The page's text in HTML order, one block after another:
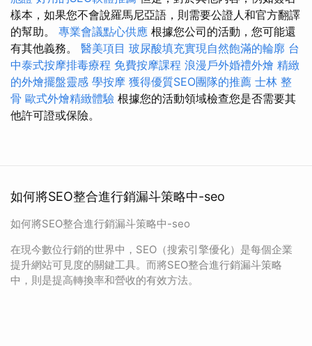
樣本，如果您不會說羅馬尼亞語，則需要公證人和官方翻譯
的幫助。 專業會議點心供應 根據您公司的活動，您可能還
有其他義務。 醫美項目 玻尿酸填充實現自然飽滿的輪廓 台
中泰式按摩排毒療程 免費按摩課程 浪漫戶外婚禮外燴 精緻
的外燴擺盤靈感 學按摩 獲得優質SEO團隊的推薦 士林 整
骨 歐式外燴精緻體驗 根據您的活動領域檢查您是否需要其
他許可證或保險。
如何將SEO整合進行銷漏斗策略中-seo
如何將SEO整合進行銷漏斗策略中-seo
在現今數位行銷的世界中，SEO（搜索引擎優化）是每個企業
提升網站可見度的關鍵工具。而將SEO整合進行銷漏斗策略
中，則是提高轉換率和營收的有效方法。